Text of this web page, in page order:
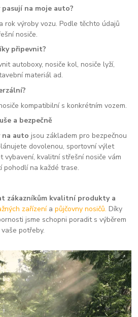
na moje auto?
rok výroby vozu. Podle těchto údajů
nosiče.
připevnit?
autoboxy, nosiče kol, nosiče lyží,
materiál ad.
kompatibilní s konkrétním vozem.
a bezpečně
na auto jsou základem pro bezpečnou
dovolenou, sportovní výlet
vybavení, kvalitní střešní nosiče vám
pohodlí na každé trase.
zákazníkům kvalitní produkty a
zařízení apůjčovny nosičů. Díky
jsme schopni poradit s výběrem
potřeby.